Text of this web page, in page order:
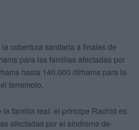
cobertura sanitaria a finales de
para las familias afectadas por
hasta 140.000 dírhams para la
terremoto.
familia real: el príncipe Rachid es
afectadas por el síndrome de